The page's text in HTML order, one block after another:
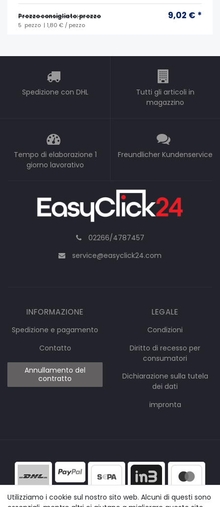
Prezzo consigliato: prezzo 9,02 € *
5 pezzo | 1,80 € / pezzo
Spedizione con DHL
Tutti gli articoli in
magazzino
Tempo di elaborazione 1
giorno lavorativo
Freundlicher Kundenservice
02266/4787457
service@easyclick24.com
INFORMAZIONE
Spedizione e pagamento
Contatto
Annullamento del
contratto
LEGALE
Condizioni
Diritto di recesso per
consumatori
Dichiarazione sulla tutela
dei dati
impronta
Utilizziamo i cookie sul nostro sito web. Alcuni di questi sono